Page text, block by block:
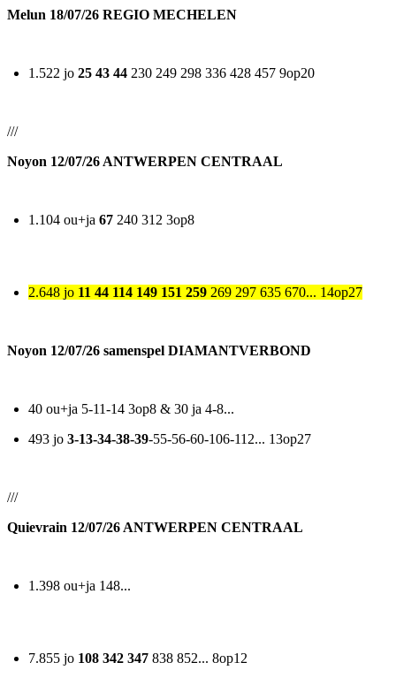
Melun 18/07/26 REGIO MECHELEN
1.522 jo 25 43 44 230 249 298 336 428 457 9op20
///
Noyon 12/07/26 ANTWERPEN CENTRAAL
1.104 ou+ja 67 240 312 3op8
2.648 jo 11 44 114 149 151 259 269 297 635 670... 14op27
Noyon 12/07/26 samenspel DIAMANTVERBOND
40 ou+ja 5-11-14 3op8 & 30 ja 4-8...
493 jo 3-13-34-38-39-55-56-60-106-112... 13op27
///
Quievrain 12/07/26 ANTWERPEN CENTRAAL
1.398 ou+ja 148...
7.855 jo 108 342 347 838 852... 8op12